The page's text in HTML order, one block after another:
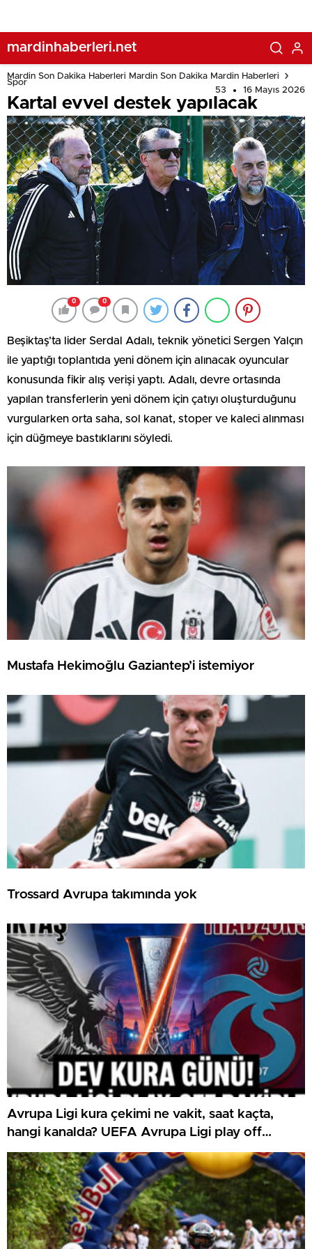
mardinhaberleri.net
Mardin Son Dakika Haberleri Mardin Son Dakika Mardin Haberleri
Spor
53
16 Mayıs 2026
Kartal evvel destek yapılacak
0 0
Beşiktaş’ta lider Serdal Adalı, teknik yönetici Sergen Yalçın
ile yaptığı toplantıda yeni dönem için alınacak oyuncular
konusunda fikir alış verişi yaptı. Adalı, devre ortasında
yapılan transferlerin yeni dönem için çatıyı oluşturduğunu
vurgularken orta saha, sol kanat, stoper ve kaleci alınması
için düğmeye bastıklarını söyledi.
Mustafa Hekimoğlu Gaziantep’i istemiyor
Trossard Avrupa takımında yok
Avrupa Ligi kura çekimi ne vakit, saat kaçta,
hangi kanalda? UEFA Avrupa Ligi play off
Beşiktaş ve Trabzonspor olası rakipleri